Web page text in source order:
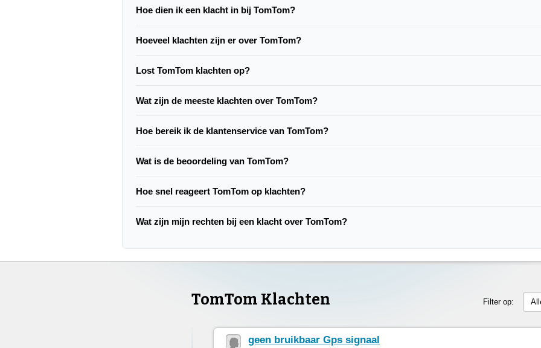
Hoe dien ik een klacht in bij TomTom?
Hoeveel klachten zijn er over TomTom?
Lost TomTom klachten op?
Wat zijn de meeste klachten over TomTom?
Hoe bereik ik de klantenservice van TomTom?
Wat is de beoordeling van TomTom?
Hoe snel reageert TomTom op klachten?
Wat zijn mijn rechten bij een klacht over TomTom?
TomTom Klachten Filter op:
geen bruikbaar Gps signaal